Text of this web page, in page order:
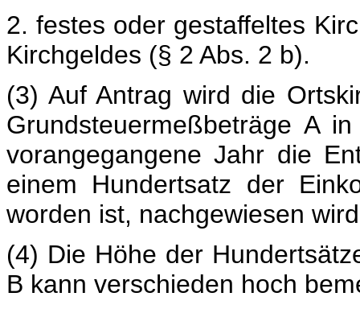
2. festes oder gestaffeltes
Kirchgeldes (§ 2 Abs. 2 b).
(3) Auf Antrag wird die
Grundsteuermeßbeträge A
vorangegangene Jahr die
einem Hundertsatz der
worden ist, nachgewiesen
(4) Die Höhe der
B kann verschieden hoch